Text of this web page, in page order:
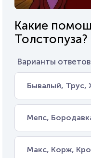
Какие
Толстопуза?
Варианты
Бывалый, Трус,
Мепс,
Макс, Корж,